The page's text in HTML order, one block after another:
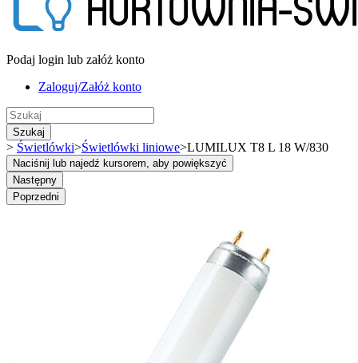
Podaj login lub załóż konto
Zaloguj/Załóż konto
Szukaj
> Świetlówki>Świetlówki liniowe>LUMILUX T8 L 18 W/830
Naciśnij lub najedź kursorem, aby powiększyć
Następny
Poprzedni